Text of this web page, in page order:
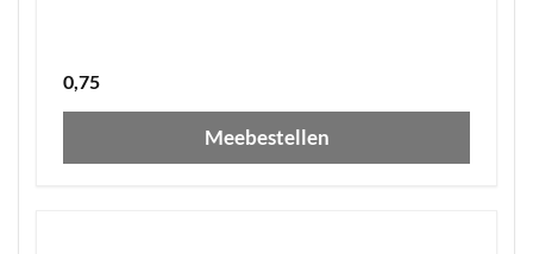
0,75
Meebestellen